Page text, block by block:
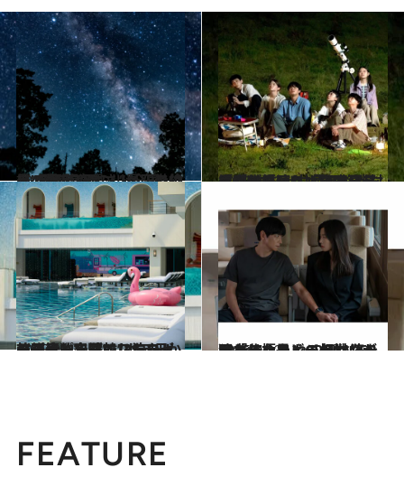
2025.7.27
《47都道府県・“星空の絶景”10選》天の川が圧巻！ 星の見えやすさ・全国1位の“星取県”へ
旅＆お出かけ 2025.9.22
トレンドはスポ根から「文化系」へ…学園ドラマ「ぼくほし」の“静かな青春”になぜ共感？〈磯村勇斗が好演、「青田買い」俳優陣も〉《本日最終回》
カルチャー
2025.9.1
スパ目的で渡韓したい！ 韓国・パラダイスシティのアート空間でリラクゼーション三昧“。ホテルから一歩も出ない”2泊3日（後篇）
旅＆お出かけ 2025.9.23
40代でようやく初共演を果たしたカン・ドンウォンとチョン・ジヒョンが明かした二人の相性【「北極星」CREA WEB独占インタビュー】
カルチャー
FEATURE